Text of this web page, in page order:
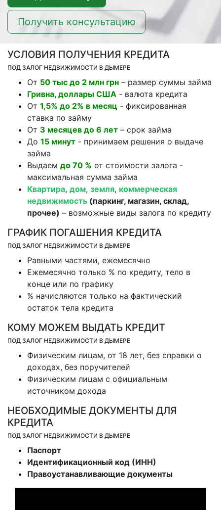
Получить консультацию
УСЛОВИЯ ПОЛУЧЕНИЯ КРЕДИТА
ПОД ЗАЛОГ НЕДВИЖИМОСТИ В ДЫМЕРЕ
От 50 тыс до 2 млн грн – размер суммы займа
Гривна, доллары США - валюта кредита
От 1,5% до 2% в месяц - фиксированная
ставка по займу
От 3 месяцев до 6 лет – срок займа
До 15 минут - принимаем решения о выдаче
займа
Выдаем до 70 % от стоимости залога -
максимальная сумма займа
Квартира, дом, земля, коммерческая
недвижимость (паркинг, магазин, склад,
прочее) – возможные виды залога по кредиту
ГРАФИК ПОГАШЕНИЯ КРЕДИТА
ПОД ЗАЛОГ НЕДВИЖИМОСТИ В ДЫМЕРЕ
Равными частями, ежемесячно
Ежемесячно только % по кредиту, тело в
конце или по графику
% начисляются только на фактический
остаток тела кредита
КОМУ МОЖЕМ ВЫДАТЬ КРЕДИТ
ПОД ЗАЛОГ НЕДВИЖИМОСТИ В ДЫМЕРЕ
Физическим лицам, от 18 лет, без справки о
доходах, без поручителей
Физическим лицам с официальным
источником дохода
НЕОБХОДИМЫЕ ДОКУМЕНТЫ ДЛЯ
КРЕДИТА
ПОД ЗАЛОГ НЕДВИЖИМОСТИ В ДЫМЕРЕ
Паспорт
Идентификационный код (ИНН)
Правоустанавливающие документы